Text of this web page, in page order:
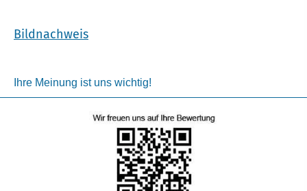
Bildnachweis
Ihre Meinung ist uns wichtig!